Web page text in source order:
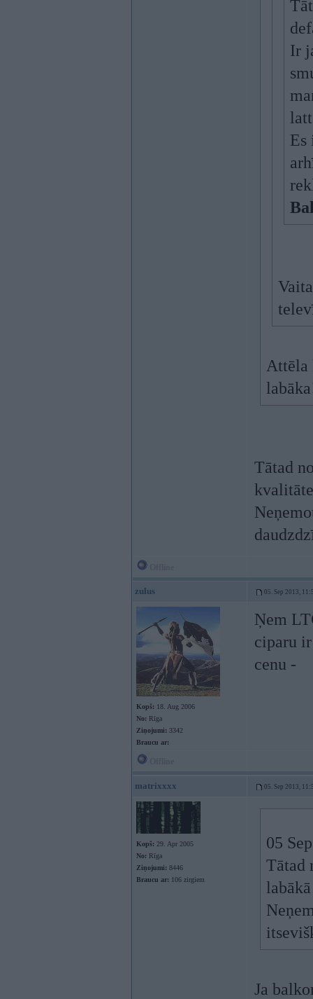
Ir
Es
Attēla
Tātad
zulus 05. Sep 2013,
Kopš: 18. Aug 2006
No: Rīga
Ziņojumi: 3342
Braucu ar:
Ņem
ciparu
cenu -
matrixxxx 05. Sep 2013,
Kopš: 29. Apr 2005
No: Rīga
Ziņojumi: 8446
Braucu ar: 106 zirgiem
05
Tātad
Ja